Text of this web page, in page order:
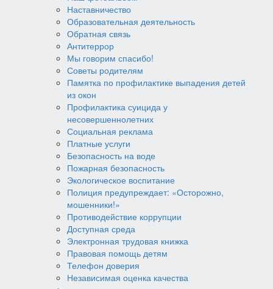
Наставничество
Образовательная деятельность
Обратная связь
Антитеррор
Мы говорим спасибо!
Советы родителям
Памятка по профилактике выпадения детей
из окон
Профилактика суицида у
несовершеннолетних
Социальная реклама
Платные услуги
Безопасность на воде
Пожарная безопасность
Экологическое воспитание
Полиция предупреждает: «Осторожно,
мошенники!»
Противодействие коррупции
Доступная среда
Электронная трудовая книжка
Правовая помощь детям
Телефон доверия
Независимая оценка качества